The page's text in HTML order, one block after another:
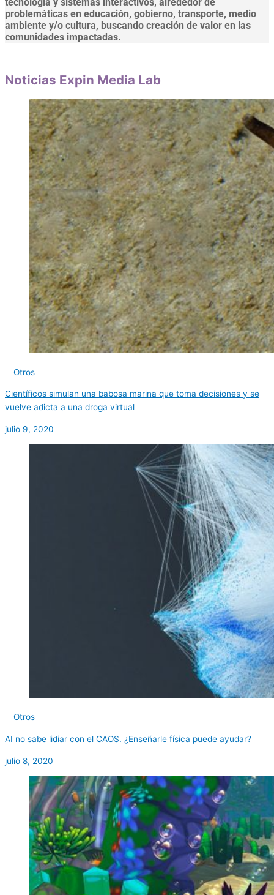
problemáticas en educación, gobierno, transporte, medio
ambiente y/o cultura, buscando creación de valor en las
comunidades impactadas.
Noticias Expin Media Lab
Otros
Científicos simulan una babosa marina que toma decisiones y se
vuelve adicta a una droga virtual
julio 9, 2020
Otros
AI no sabe lidiar con el CAOS. ¿Enseñarle física puede ayudar?
julio 8, 2020